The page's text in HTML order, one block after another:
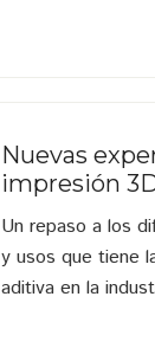
Nuevas
impresión
Un repaso a los
y usos que tiene
aditiva en la